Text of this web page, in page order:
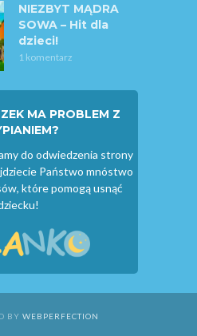
NIEZBYT MĄDRA
SOWA – Hit dla
dzieci!
1 komentarz
MA PROBLEM Z
do odwiedzenia strony
Państwo mnóstwo
które pomogą usnąć
BY WEBPERFECTION